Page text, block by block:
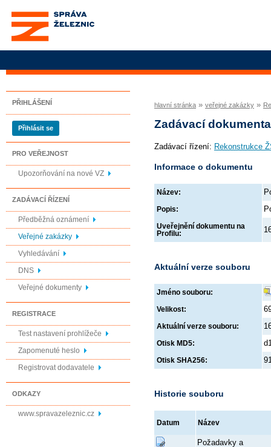
Správa železnic, státní
organizace
PŘIHLÁŠENÍ
Přihlásit se
PRO VEŘEJNOST
Upozorňování na nové VZ
ZADÁVACÍ ŘÍZENÍ
Předběžná oznámení
Veřejné zakázky
Vyhledávání
DNS
Veřejné dokumenty
REGISTRACE
Test nastavení prohlížeče
Zapomenuté heslo
Registrovat dodavatele
ODKAZY
www.spravazeleznic.cz
hlavní stránka » veřejné zakázky »
Zadávací
Zadávací řízení: Rekonstrukce
Informace o dokumentu
Název:
Popis:
Uveřejnění dokumentu na
Profilu:
Aktuální verze souboru
Jméno souboru:
Velikost:
Aktuální verze souboru:
Otisk MD5:
Otisk SHA256:
Historie souboru
Datum Název
Požadavky a